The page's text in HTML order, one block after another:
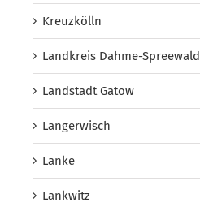
Kreuzkölln
Landkreis Dahme-Spreewald
Landstadt Gatow
Langerwisch
Lanke
Lankwitz